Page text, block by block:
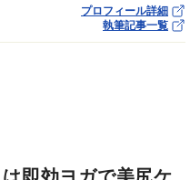
プロフィール詳細
執筆記事一覧